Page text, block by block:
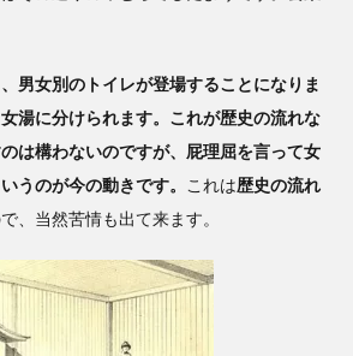
男女別のトイレが登場することになりま
湯に分けられます。これが歴史の流れな
は構わないのですが、屁理屈を言って女
うのが今の動きです。
これは歴史の流れ
、当然苦情も出て来ます。